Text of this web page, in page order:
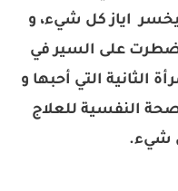
اياز كل شيء، و
اضطرت على السير في
الثانية التي أحبها و
النفسية للعلاج
شيء.